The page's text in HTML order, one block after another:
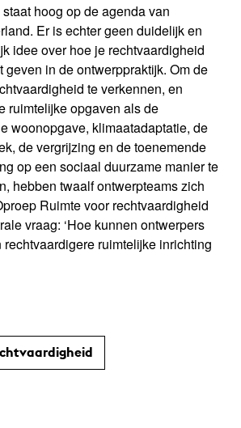
hoog op de agenda van
Er is echter geen duidelijk en
idee over hoe je rechtvaardigheid
geven in de ontwerppraktijk. Om de
te verkennen, en
ruimtelijke opgaven als de
woonopgave, klimaatadaptatie, de
de vergrijzing en de toenemende
op een sociaal duurzame manier te
hebben twaalf ontwerpteams zich
Ruimte voor rechtvaardigheid
vraag: ‘Hoe kunnen ontwerpers
ruimtelijke inrichting